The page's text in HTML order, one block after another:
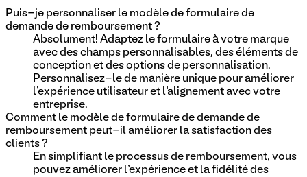
Puis-je personnaliser le modèle de formulaire de
demande de remboursement ?
Absolument! Adaptez le formulaire à votre marque
avec des champs personnalisables, des éléments de
conception et des options de personnalisation.
Personnalisez-le de manière unique pour améliorer
l'expérience utilisateur et l'alignement avec votre
entreprise.
Comment le modèle de formulaire de demande de
remboursement peut-il améliorer la satisfaction des
clients ?
En simplifiant le processus de remboursement, vous
pouvez améliorer l'expérience et la fidélité des